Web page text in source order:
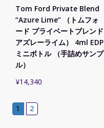
Tom Ford Private Blend
“Azure Lime” （トムフォ
ード プライベートブレンド
アズレーライム） 4ml EDP
ミニボトル （手詰めサンプ
ル）
¥14,340
1 2